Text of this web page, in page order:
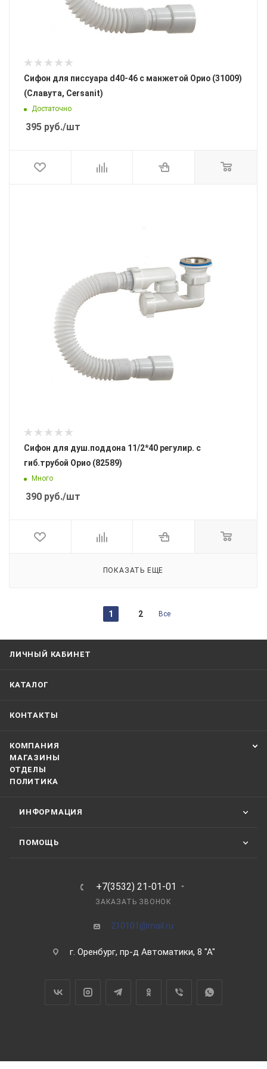
Сифон для писсуара d40-46 c манжетой Орио (31009)
(Славута, Cersanit)
Достаточно
395 руб./шт
Сифон для душ.поддона 11/2*40 регулир. с
гиб.трубой Орио (82589)
Много
390 руб./шт
ПОКАЗАТЬ ЕЩЕ
1 2 Все
ЛИЧНЫЙ КАБИНЕТ
КАТАЛОГ
КОНТАКТЫ
КОМПАНИЯ
МАГАЗИНЫ
ОТДЕЛЫ
ПОЛИТИКА
ИНФОРМАЦИЯ
ПОМОЩЬ
+7(3532) 21-01-01
ЗАКАЗАТЬ ЗВОНОК
210101@mail.ru
г. Оренбург, пр-д Автоматики, 8 "А"